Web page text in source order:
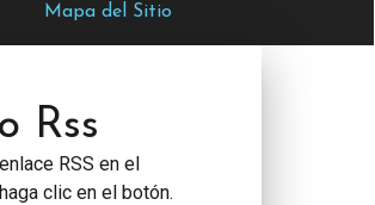
Mapa del Sitio
Rss
RSS en el
clic en el botón.